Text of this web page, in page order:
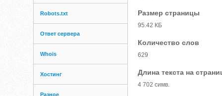
Robots.txt
Ответ сервера
Whois
Хостинг
Разное
Размер страницы
95.42 КБ
Количество слов
629
Длина текста на
4 702 симв.